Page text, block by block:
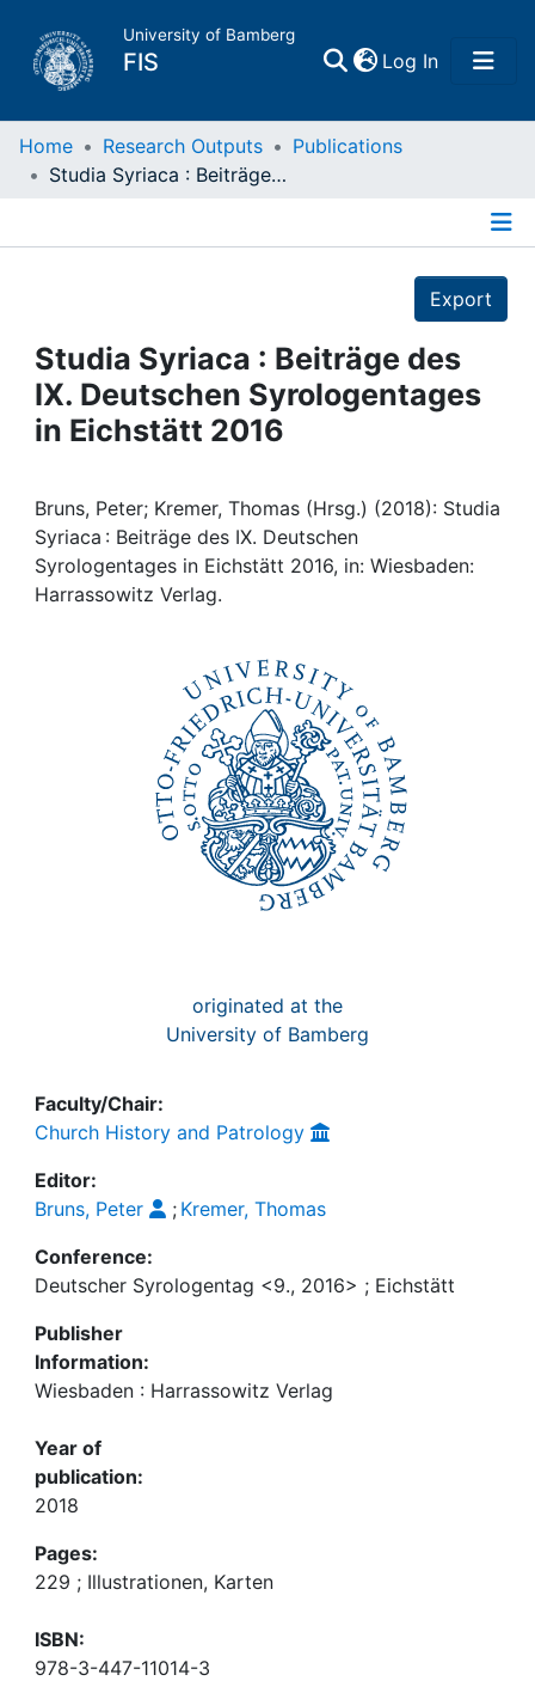
University of Bamberg
FIS Log In(current)
Home
Projects
People
Awards
My FIS
Home Research Outputs
Publications
Studia Syriaca : Beiträge des IX. Deutschen Syrologentages in Eichstätt 2016
Export
Studia Syriaca : Beiträge des
IX. Deutschen Syrologentages
in Eichstätt 2016
Bruns, Peter; Kremer, Thomas (Hrsg.) (2018): Studia
Syriaca : Beiträge des IX. Deutschen
Syrologentages in Eichstätt 2016, in: Wiesbaden:
Harrassowitz Verlag.
originated at the
University of Bamberg
Faculty/Chair:
Church History and Patrology
Editor:
Bruns, Peter
; Kremer, Thomas
Conference:
Deutscher Syrologentag <9., 2016> ; Eichstätt
Publisher
Information:
Wiesbaden : Harrassowitz Verlag
Year of
publication:
2018
Pages:
229 ; Illustrationen, Karten
ISBN:
978-3-447-11014-3